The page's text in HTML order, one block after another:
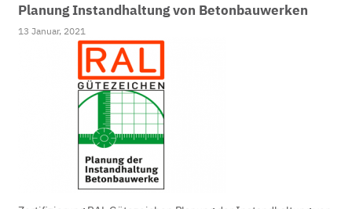
Planung Instandhaltung von Betonbauwerken
13 Januar, 2021